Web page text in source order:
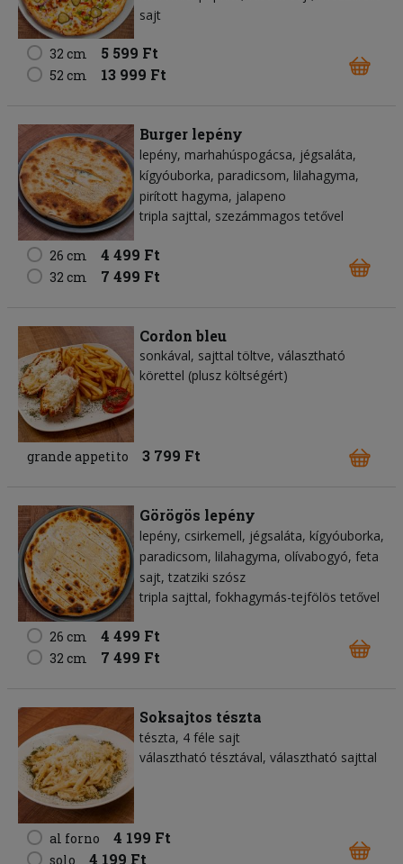
sajt
32 cm 5 599 Ft
52 cm 13 999 Ft
Burger lepény
lepény marhahúspogácsa jégsaláta
kígyóuborka paradicsom lilahagyma
pirított hagyma jalapeno
tripla sajttal, szezámmagos tetővel
26 cm 4 499 Ft
32 cm 7 499 Ft
Cordon bleu
sonkával, sajttal töltve, választható
körettel (plusz költségért)
grande appetito 3 799 Ft
Görögös lepény
lepény csirkemell jégsaláta kígyóuborka
paradicsom lilahagyma olívabogyó feta
sajt tzatziki szósz
tripla sajttal, fokhagymás-tejfölös tetővel
26 cm 4 499 Ft
32 cm 7 499 Ft
Soksajtos tészta
tészta 4 féle sajt
választható tésztával, választható sajttal
al forno 4 199 Ft
solo 4 199 Ft